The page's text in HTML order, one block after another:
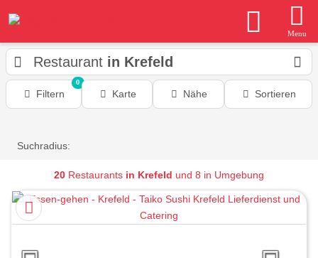
Menu
Restaurant in Krefeld
Filtern
0
Karte Nähe Sortieren
Suchradius:
20 Restaurants in Krefeld und 8 in Umgebung